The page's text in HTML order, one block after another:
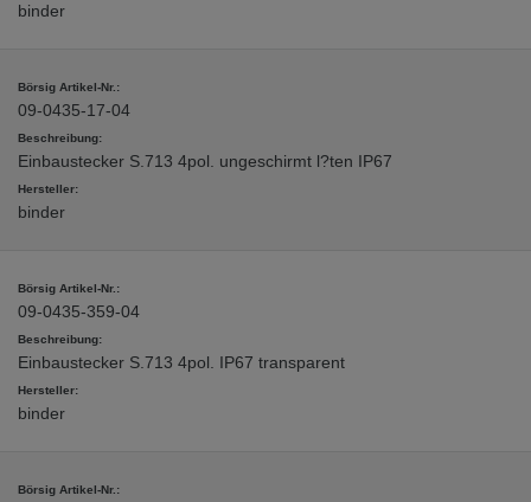
binder
09-0435-17-04
Einbaustecker S.713 4pol. ungeschirmt l?ten IP67
binder
09-0435-359-04
Einbaustecker S.713 4pol. IP67 transparent
binder